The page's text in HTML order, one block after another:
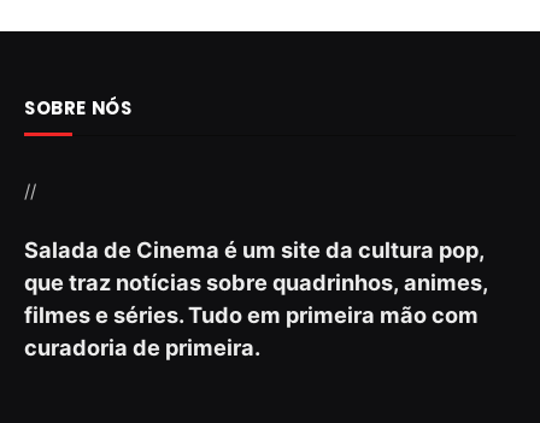
SOBRE NÓS
//
Salada de Cinema é um site da cultura pop,
que traz notícias sobre quadrinhos, animes,
filmes e séries. Tudo em primeira mão com
curadoria de primeira.